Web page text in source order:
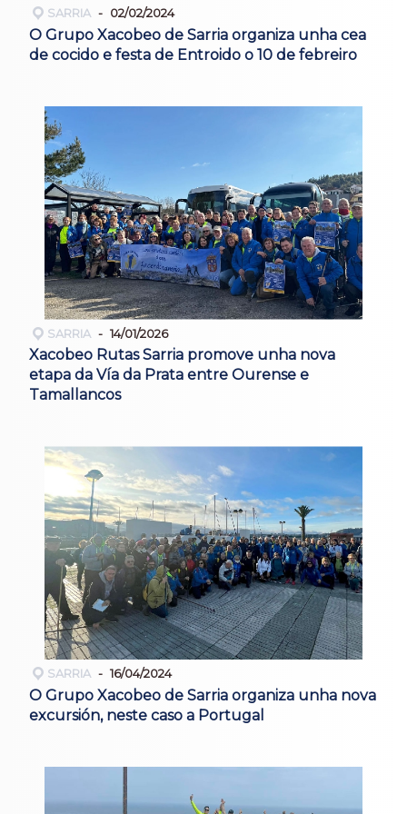
SARRIA 02/02/2024
O Grupo Xacobeo de Sarria organiza unha cea
de cocido e festa de Entroido o 10 de febreiro
SARRIA 14/01/2026
Xacobeo Rutas Sarria promove unha nova
etapa da Vía da Prata entre Ourense e
Tamallancos
SARRIA 16/04/2024
O Grupo Xacobeo de Sarria organiza unha nova
excursión, neste caso a Portugal